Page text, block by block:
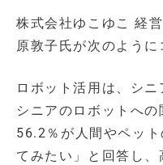
株式会社ゆこゆこ 経
原敦子氏が次のように
ロボット活用は、シ
シニアのロボットへ
56.2％が人間やペッ
てみたい」と回答し